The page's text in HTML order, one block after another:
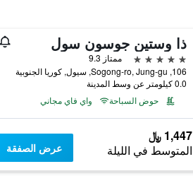
ذا وستين جوسون سول
5 نجوم
ممتاز 9.3
106, Sogong-ro, Jung-gu, سيول, كوريا الجنوبية
0.0 كيلومتر عن وسط المدينة
حوض السباحة
واي فاي مجاني
1,447 ﷼
المتوسط في الليلة عرض الصفقة